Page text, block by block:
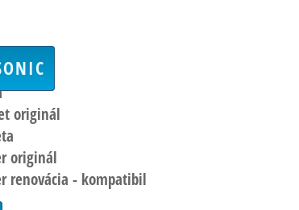
originál
originál
renovácia - kompatibil